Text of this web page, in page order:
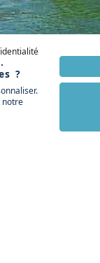
?
notre